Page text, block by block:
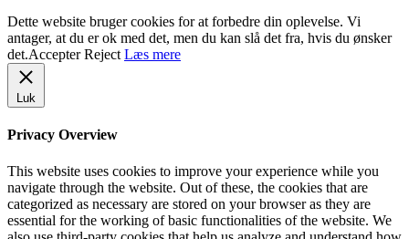
Dette website bruger cookies for at forbedre din oplevelse. Vi
antager, at du er ok med det, men du kan slå det fra, hvis du ønsker
det.Accepter Reject Læs mere
Luk
Privacy Overview
This website uses cookies to improve your experience while you
navigate through the website. Out of these, the cookies that are
categorized as necessary are stored on your browser as they are
essential for the working of basic functionalities of the website. We